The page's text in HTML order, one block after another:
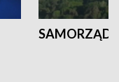
SAMORZĄD